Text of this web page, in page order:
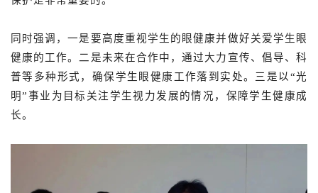
同时强调，一是要高度重视学生的眼健康并做好关爱学生眼
健康的工作。二是未来在合作中，通过大力宣传、倡导、科
普等多种形式，确保学生眼健康工作落到实处。三是以 “光
明”事业为目标关注学生视力发展的情况，保障学生健康成
长。